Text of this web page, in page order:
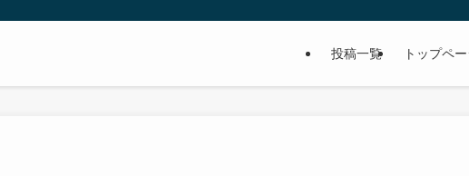
投稿一覧 トップペ